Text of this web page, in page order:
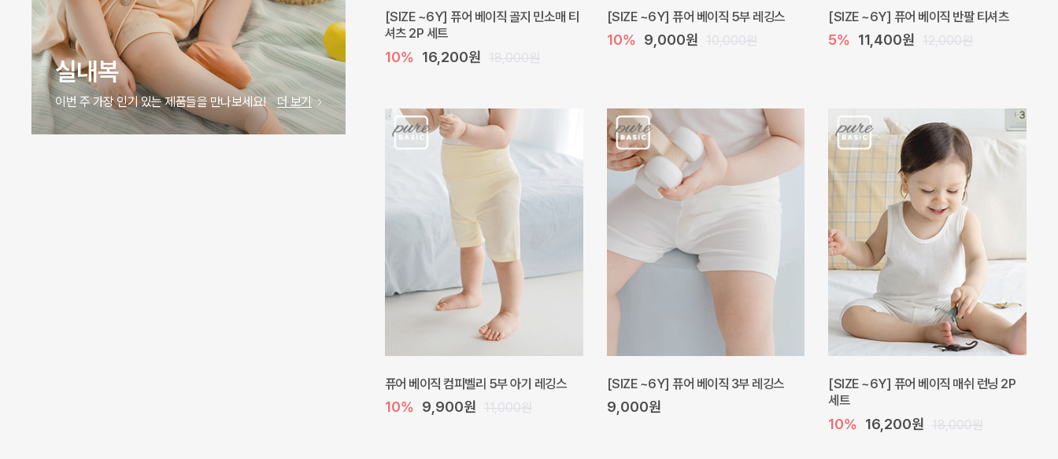
실내복
이번 주 가장 인기 있는 제품들을 만나보세요! 더 보기
[SIZE ~6Y] 퓨어 베이직 골지 민소매 티
셔츠 2P 세트
10% 16,200원 18,000원
[SIZE ~6Y] 퓨어 베이직 5부 레깅스
10% 9,000원 10,000원
[SIZE ~6Y] 퓨어 베이직 반팔 티셔츠
5% 11,400원 12,000원
퓨어 베이직 컴피벨리 5부 아기 레깅스
10% 9,900원 11,000원
[SIZE ~6Y] 퓨어 베이직 3부 레깅스
9,000원
[SIZE ~6Y] 퓨어 베이직 매쉬 런닝 2P
세트
10% 16,200원 18,000원